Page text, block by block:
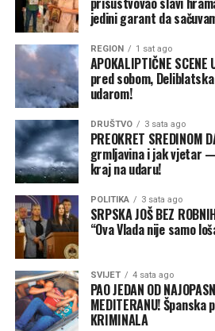
“Razumijem da
godina i da se
biraju sredstva
napadne
Ali ne razumijem
stanju napisati
bar liči na istinu”
Milanović na
početku svog
Milanović podsjeća da ovo nije prvi
ponavlja istu neistinu u javnosti,
skupštinskim klupama već
poručio je
sekretar PSS.
Svečano sabranje na Rujištima
trpezu i druženje mještana i
tradicija okupljanja oko ovog
godinama koje dolaze.
ogromna poskupljenja i različite
pokazale koliko je opasno zavisiti
dogoditi negdje drugo. Kada imate
Republiku Srpsku, „snaći ćemo
apsolutna nebriga za građane i
je ona.
Blink
jedini garant da
REGION 1 sat ago
APOKALIPTIČNE
pred sobom,
udarom!
DRUŠTVO 3 sata ago
PREOKRET SREDINOM
grmljavina i jak vjetar
kraj na udaru!
POLITIKA 3 sata ago
SRPSKA JOŠ BEZ
“Ova Vlada nije samo
SVIJET 4 sata ago
PAO JEDAN OD
MEDITERANU!
KRIMINALA